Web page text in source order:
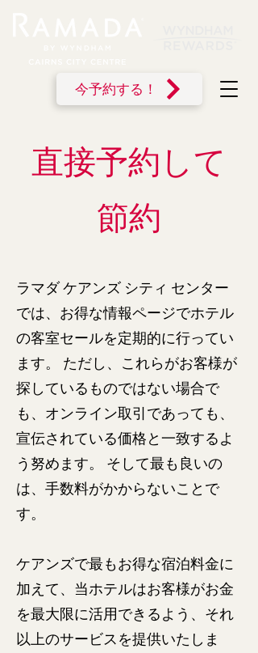
今予約する！
直接予約して
節約
ラマダ ケアンズ シティ センター
では、お得な情報ページでホテル
の客室セールを定期的に行ってい
ます。 ただし、これらがお客様が
探しているものではない場合で
も、オンライン取引であっても、
宣伝されている価格と一致するよ
う努めます。 そして最も良いの
は、手数料がかからないことで
す。
ケアンズで最もお得な宿泊料金に
加えて、当ホテルはお客様がお金
を最大限に活用できるよう、それ
以上のサービスを提供いたしま